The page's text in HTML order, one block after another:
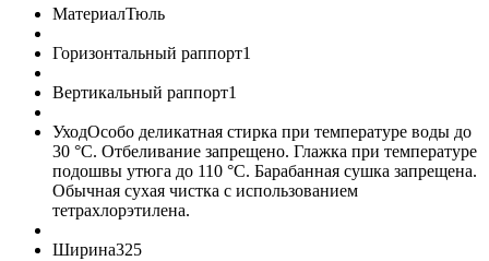
МатериалТюль
Горизонтальный раппорт1
Вертикальный раппорт1
УходОсобо деликатная стирка при температуре воды до
30 °C. Отбеливание запрещено. Глажка при температуре
подошвы утюга до 110 °C. Барабанная сушка запрещена.
Обычная сухая чистка с использованием
тетрахлорэтилена.
Ширина325